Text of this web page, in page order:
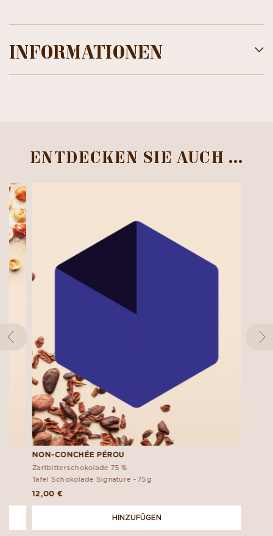
INFORMATIONEN
ENTDECKEN SIE AUCH …
NON-CONCHÉE PÉROU
Zartbitterschokolade 75 %
Tafel Schokolade Signature - 75g
12,00 €
HINZUFÜGEN